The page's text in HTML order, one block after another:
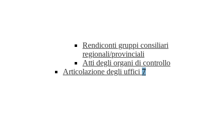
Rendiconti gruppi consiliari
regionali/provinciali
Atti degli organi di controllo
Articolazione degli uffici 7